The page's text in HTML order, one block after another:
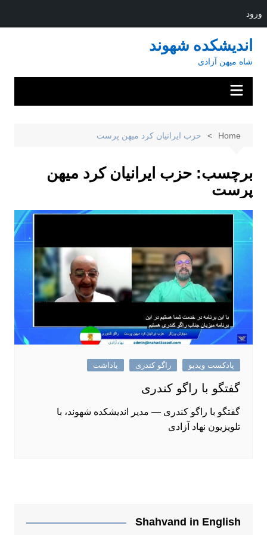
ورود
content
اندیشکده شهوند
شاه میهن آزادی
Home حزب ایرانیان کرد میهن پرست
برچسب: حزب ایرانیان کرد میهن
پرست
پادکست ویدیو راگو کندری یاداشت
گفتگو با راگو کندری
گفتگو با راگو کندری — مدیر اندیشکده شهوند، با
تلویزیون نهاد آزادی
Shahvand in English